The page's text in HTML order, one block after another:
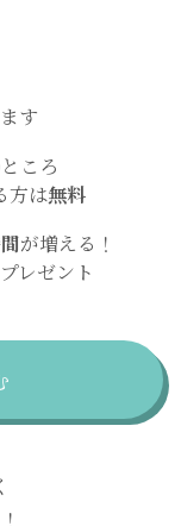
す
ころ
方は無料
が増える！
プレゼント